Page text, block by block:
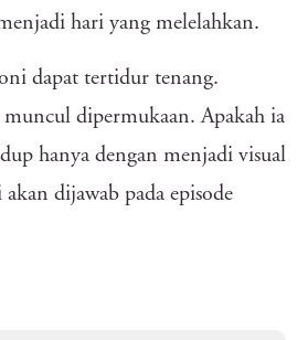
hari yang melelahkan.
dapat tertidur tenang.
dipermukaan. Apakah ia
hanya dengan menjadi visual
dijawab pada episode